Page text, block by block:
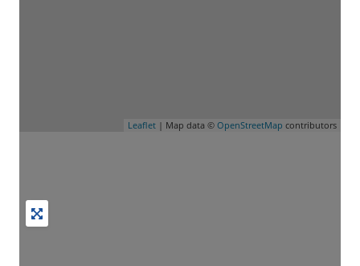
Leaflet | Map data © OpenStreetMap contributors